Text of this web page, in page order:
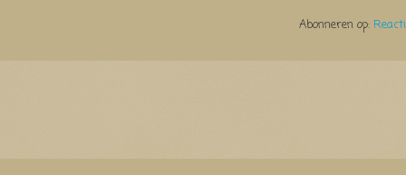
Abonneren op: